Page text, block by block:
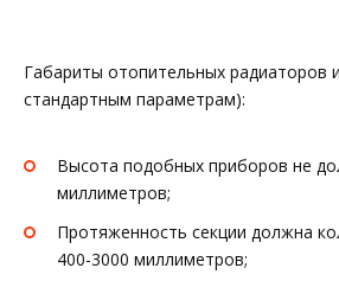
Габариты отопительных радиаторов
стандартным параметрам):
Высота подобных приборов не
миллиметров;
Протяженность секции должна
400-3000 миллиметров;